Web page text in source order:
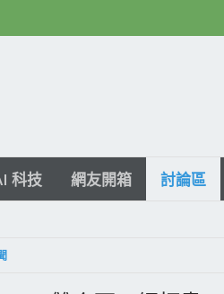
科技 網友開箱 討論區